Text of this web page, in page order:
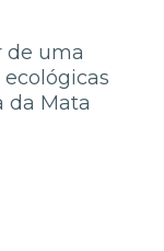
de uma
da Mata